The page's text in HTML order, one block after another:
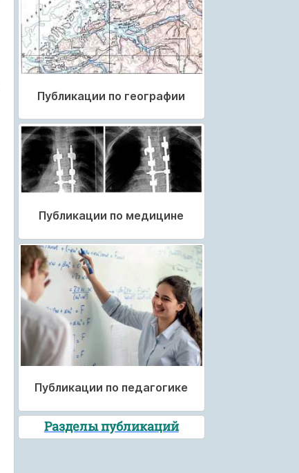
Публикации по географии
Публикации по медицине
Публикации по педагогике
Разделы публикаций